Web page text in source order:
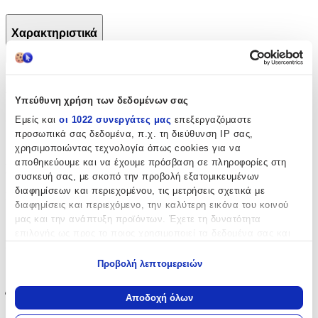
Υπεύθυνη χρήση των δεδομένων σας
Εμείς και οι 1022 συνεργάτες μας επεξεργαζόμαστε
προσωπικά σας δεδομένα, π.χ. τη διεύθυνση IP σας,
χρησιμοποιώντας τεχνολογία όπως cookies για να
αποθηκεύουμε και να έχουμε πρόσβαση σε πληροφορίες στη
συσκευή σας, με σκοπό την προβολή εξατομικευμένων
διαφημίσεων και περιεχομένου, τις μετρήσεις σχετικά με
διαφημίσεις και περιεχόμενο, την καλύτερη εικόνα του κοινού
μας και την ανάπτυξη προϊόντων. Έχετε τη δυνατότητα
Να συλλέξουμε πληροφορίες σχετικά με τη γεωγραφική
σας τοποθεσία, οι οποίες μπορεί να είναι ακριβείς σε
Προβολή λεπτομερειών
Αποδοχή όλων
Χαρακτηριστικά
Κατασκευαστής:
One & Only Baby
Βασικά Χαρακτηριστικά
Σχέδιο:
Ουράνια Τόξα
Είδος:
Έξτρα Χαρακτηριστικά